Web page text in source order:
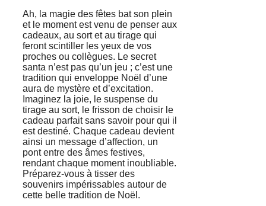
Ah, la magie des fêtes bat son plein
et le moment est venu de penser aux
cadeaux, au sort et au tirage qui
feront scintiller les yeux de vos
proches ou collègues. Le secret
santa n’est pas qu’un jeu ; c’est une
tradition qui enveloppe Noël d’une
aura de mystère et d’excitation.
Imaginez la joie, le suspense du
tirage au sort, le frisson de choisir le
cadeau parfait sans savoir pour qui il
est destiné. Chaque cadeau devient
ainsi un message d’affection, un
pont entre des âmes festives,
rendant chaque moment inoubliable.
Préparez-vous à tisser des
souvenirs impérissables autour de
cette belle tradition de Noël.